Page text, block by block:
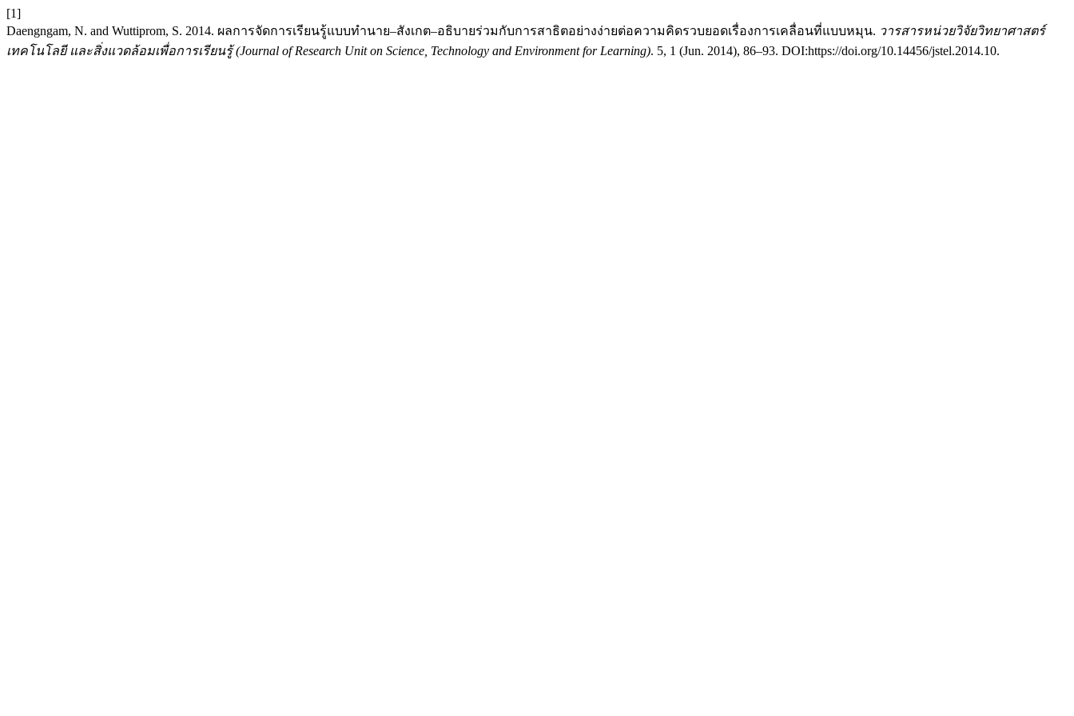
[1]
Daengngam, N. and Wuttiprom, S. 2014. ผลการจัดการเรียนรู้แบบทำนาย–สังเกต–อธิบายร่วมกับการสาธิตอย่างง่ายต่อความคิดรวบยอดเรื่องการเคลื่อนที่แบบหมุน. วารสารหน่วยวิจัยวิทยาศาสตร์
เทคโนโลยี และสิ่งแวดล้อมเพื่อการเรียนรู้ (Journal of Research Unit on Science, Technology and Environment for Learning). 5, 1 (Jun. 2014), 86–93. DOI:https://doi.org/10.14456/jstel.2014.10.